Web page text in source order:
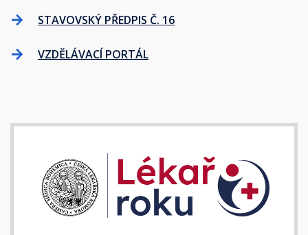
STAVOVSKÝ PŘEDPIS Č. 16
VZDĚLÁVACÍ PORTÁL